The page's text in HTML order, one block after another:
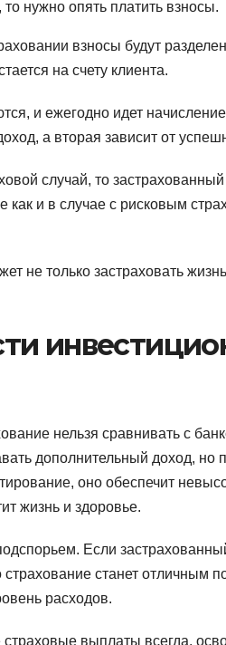
нужно опять платить взносы.
взносы будут
на счету клиента.
и ежегодно идет
а вторая зависит от
случай, то
как и в случае с рисковым
не только застраховать
нельзя сравнивать с
дополнительный доход, но
оно обеспечит
жизнь и здоровье.
Если
страхование станет отличным
расходов.
выплаты всегда.